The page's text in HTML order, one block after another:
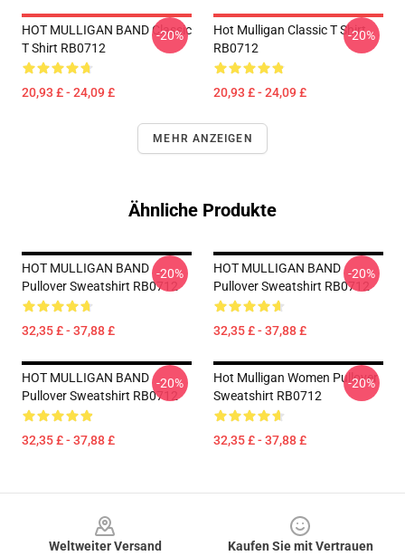
HOT MULLIGAN BAND Classic
T Shirt RB0712
20,93 £ - 24,09 £
-20%
Hot Mulligan Classic T Shirt
RB0712
20,93 £ - 24,09 £
-20%
MEHR ANZEIGEN
Ähnliche Produkte
HOT MULLIGAN BAND
Pullover Sweatshirt RB0712
32,35 £ - 37,88 £
-20%
HOT MULLIGAN BAND
Pullover Sweatshirt RB0712
32,35 £ - 37,88 £
-20%
HOT MULLIGAN BAND
Pullover Sweatshirt RB0712
32,35 £ - 37,88 £
-20%
Hot Mulligan Women Pullover
Sweatshirt RB0712
32,35 £ - 37,88 £
-20%
Weltweiter Versand
Kaufen Sie mit Vertrauen